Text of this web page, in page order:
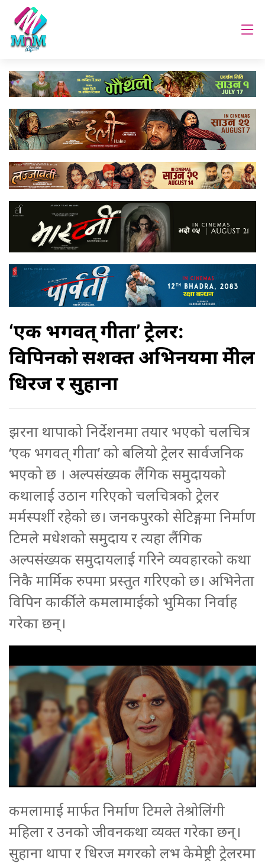
‘एक भगवत् गीता’ ट्रेलर:
विपिनको सशक्त अभिनयमा प्रेमील
धिरज र सुहाना
झरना थापाको निर्देशनमा तयार भएको चलचित्र
‘एक भगवत् गीता’ को बलियो ट्रेलर सार्वजनिक
भएको छ । अल्पसंख्यक लैंगिक समुदायको
कथालाई उठान गरिएको चलचित्रको ट्रेलर
मर्मस्पर्शी रहेको छ। जनकपुरको सेटिङ्गमा निर्माण
टिमले मधेशको समुदाय र त्यहा लैंगिक
अल्पसंख्यक समुदायलाई गरिने व्यवहारको कथा
निकै मार्मिक रुपमा प्रस्तुत गरिएको छ। अभिनेता
विपिन कार्कीले कमलामाईको भुमिका निर्वाह
गरेका छन्।
कमलामाई मार्फत निर्माण टिमले तेश्रोलिंगी
महिला र उनको जीवनकथा व्यक्त गरेका छन्।
सुहाना थापा र धिरज मगरको लभ केमेष्ट्री ट्रेलरमा